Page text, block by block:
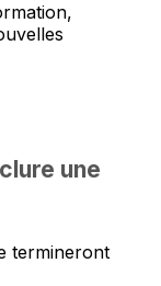
une
termineront